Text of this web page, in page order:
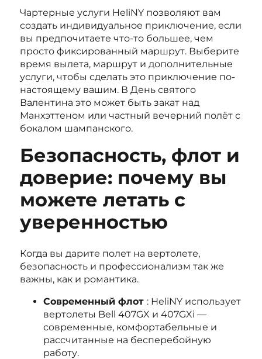
Чартерные услуги HeliNY позволяют вам
создать индивидуальное приключение, если
вы предпочитаете что-то большее, чем
просто фиксированный маршрут. Выберите
время вылета, маршрут и дополнительные
услуги, чтобы сделать это приключение по-
настоящему вашим. В День святого
Валентина это может быть закат над
Манхэттеном или частный вечерний полёт с
бокалом шампанского.
Безопасность, флот и
доверие: почему вы
можете летать с
уверенностью
Когда вы дарите полет на вертолете,
безопасность и профессионализм так же
важны, как и романтика.
Современный флот : HeliNY использует
вертолеты Bell 407GX и 407GXi —
современные, комфортабельные и
рассчитанные на бесперебойную
работу.